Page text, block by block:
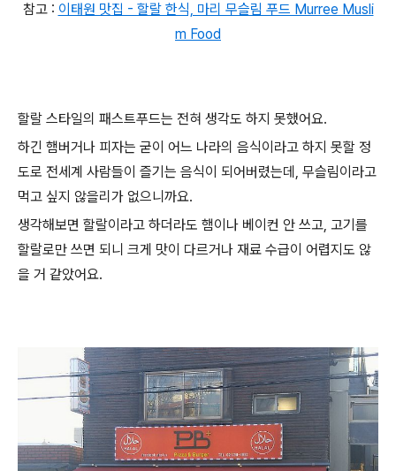
참고 : 이태원 맛집 - 할랄 한식, 마리 무슬림 푸드 Murree Musli
m Food
할랄 스타일의 패스트푸드는 전혀 생각도 하지 못했어요.
하긴 햄버거나 피자는 굳이 어느 나라의 음식이라고 하지 못할 정
도로 전세계 사람들이 즐기는 음식이 되어버렸는데, 무슬림이라고
먹고 싶지 않을리가 없으니까요.
생각해보면 할랄이라고 하더라도 햄이나 베이컨 안 쓰고, 고기를
할랄로만 쓰면 되니 크게 맛이 다르거나 재료 수급이 어렵지도 않
을 거 같았어요.